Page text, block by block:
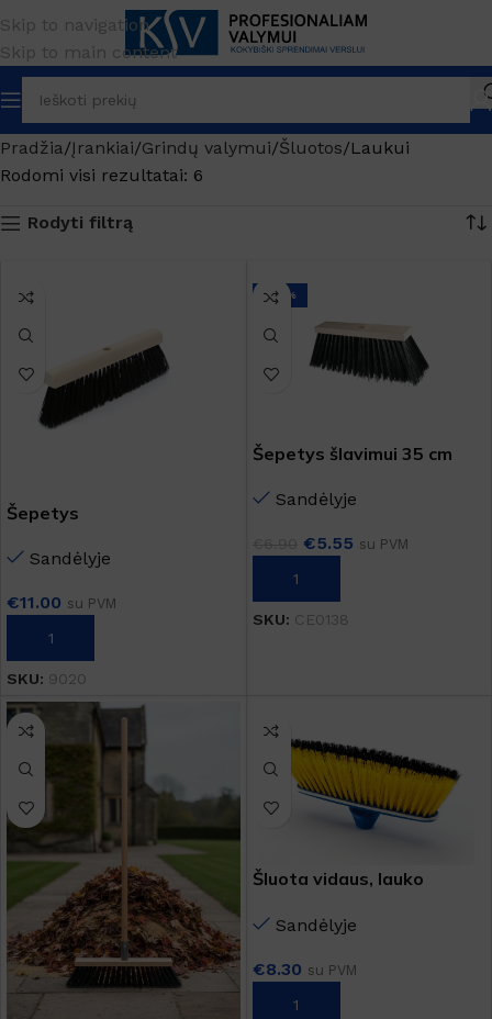
Skip to navigation
Skip to main content
Pradžia Įrankiai Grindų valymui Šluotos Laukui
Rodomi visi rezultatai: 6
Rodyti filtrą
Šepetys
Sandėlyje
€11.00 su PVM
Į KREPŠELĮ
SKU: 9020
-20%
Šepetys šlavimui 35 cm
Sandėlyje
€5.55 su PVM
Į KREPŠELĮ
SKU: CE0138
Šluota vidaus, lauko
Sandėlyje
€8.30 su PVM
Į KREPŠELĮ